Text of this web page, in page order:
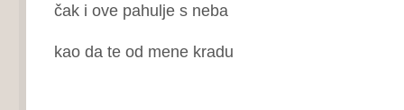
čak i ove pahulje s neba
kao da te od mene kradu